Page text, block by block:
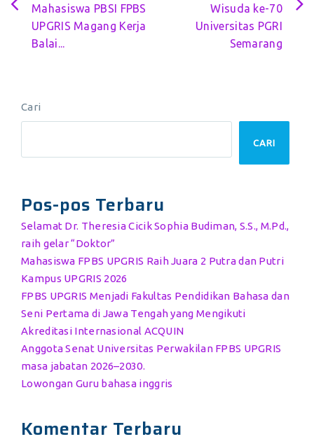
Mahasiswa PBSI FPBS
UPGRIS Magang Kerja
Balai...
Wisuda ke-70
Universitas PGRI
Semarang
Cari
CARI
Pos-pos Terbaru
Selamat Dr. Theresia Cicik Sophia Budiman, S.S., M.Pd.,
raih gelar “Doktor”
Mahasiswa FPBS UPGRIS Raih Juara 2 Putra dan Putri
Kampus UPGRIS 2026
FPBS UPGRIS Menjadi Fakultas Pendidikan Bahasa dan
Seni Pertama di Jawa Tengah yang Mengikuti
Akreditasi Internasional ACQUIN
Anggota Senat Universitas Perwakilan FPBS UPGRIS
masa jabatan 2026–2030.
Lowongan Guru bahasa inggris
Komentar Terbaru